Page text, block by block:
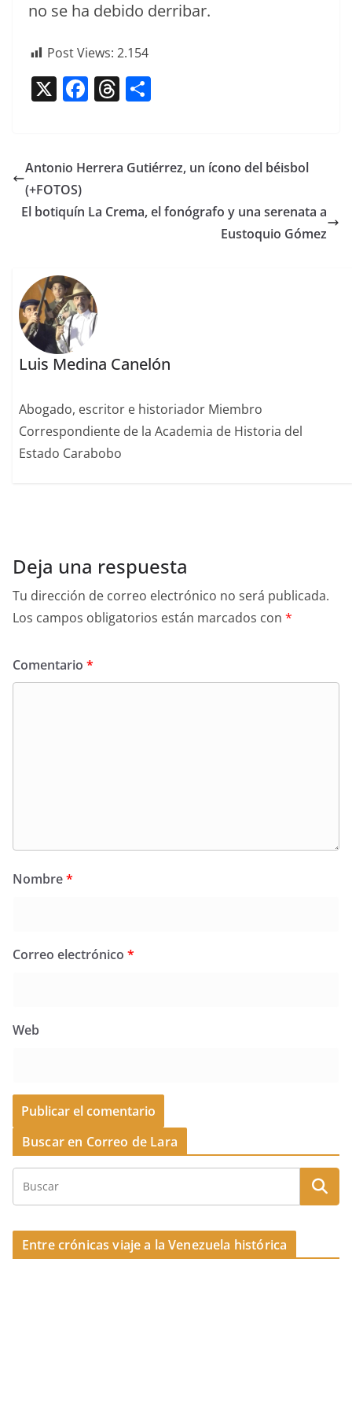
no se ha debido derribar.
Post Views: 2.154
X F
e
o
T
a
s
p
tir
Antonio Herrera Gutiérrez, un ícono del béisbol
(+FOTOS)
El botiquín La Crema, el fonógrafo y una serenata a
Eustoquio Gómez
Luis Medina Canelón
Abogado, escritor e historiador Miembro
Correspondiente de la Academia de Historia del
Estado Carabobo
Deja una respuesta
Tu dirección de correo electrónico no será publicada.
Los campos obligatorios están marcados con *
Comentario *
Nombre*
Correo electrónico *
Web
Buscar en Correo de Lara
Entre crónicas viaje a la Venezuela histórica